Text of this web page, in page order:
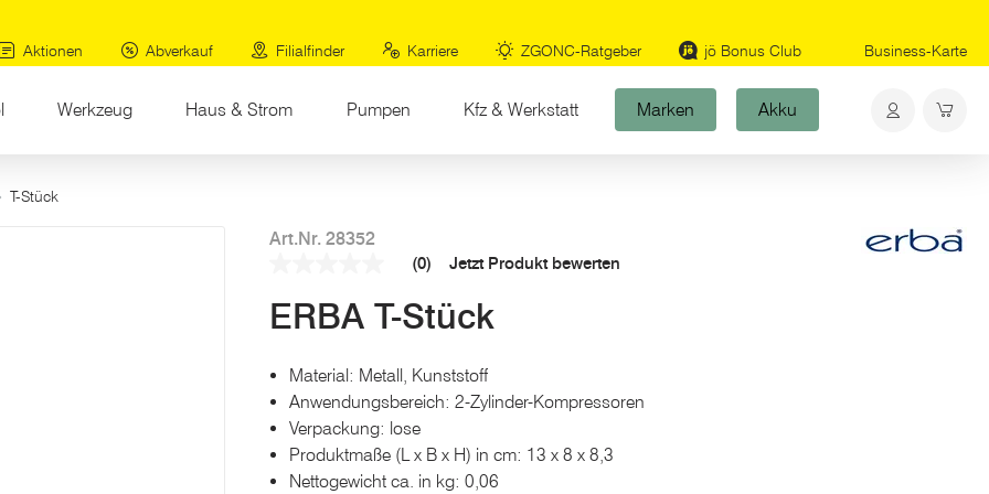
Aktionen
Abverkauf Filialfinder Karriere ZGONC-Ratgeber jö Bonus Club Business-Karte
Werkzeug Haus & Strom Pumpen Kfz & Werkstatt Marken Akku
T-Stück
Art.Nr. 28352
Link
auf
(0) Jetzt Produkt bewerten
ERBA T-Stück
Material: Metall, Kunststoff
Anwendungsbereich: 2-Zylinder-Kompressoren
Verpackung: lose
Produktmaße (L x B x H) in cm: 13 x 8 x 8,3
Nettogewicht ca. in kg: 0,06